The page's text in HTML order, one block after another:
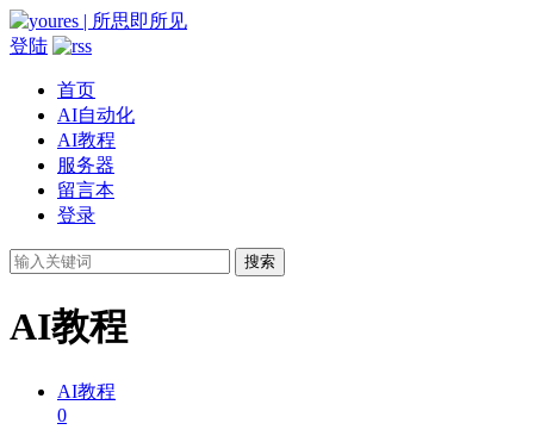
登陆
首页
AI自动化
AI教程
服务器
留言本
登录
搜索
AI教程
AI教程
0